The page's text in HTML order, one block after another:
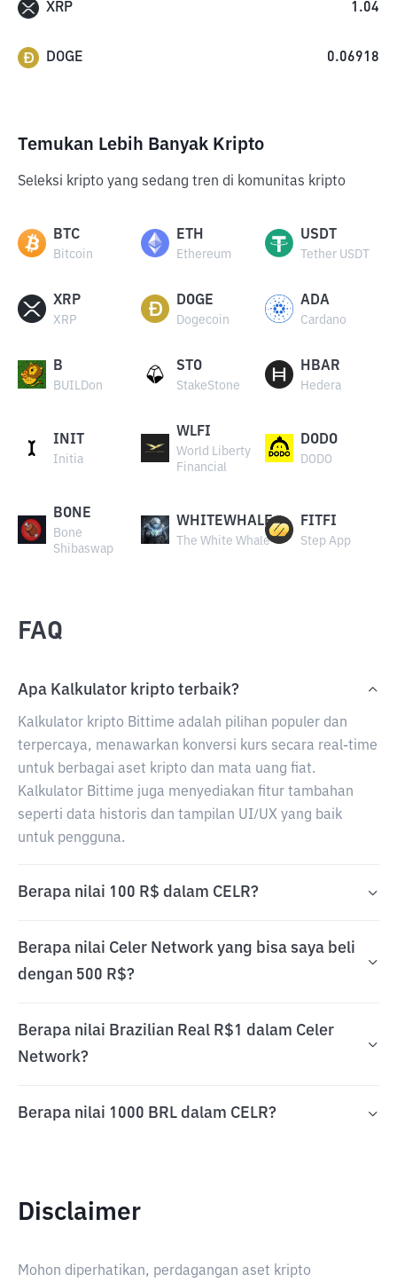
XRP 1.04
DOGE 0.06918
Temukan Lebih Banyak Kripto
Seleksi kripto yang sedang tren di komunitas kripto
BTC
Bitcoin
ETH
Ethereum
USDT
Tether USDT
XRP
XRP
DOGE
Dogecoin
ADA
Cardano
B
BUILDon
STO
StakeStone
HBAR
Hedera
INIT
Initia
WLFI
World Liberty
Financial
DODO
DODO
BONE
Bone
Shibaswap
WHITEWHALE
The White Whale
FITFI
Step App
FAQ
Apa Kalkulator kripto terbaik?
Kalkulator kripto Bittime adalah pilihan populer dan
terpercaya, menawarkan konversi kurs secara real-time
untuk berbagai aset kripto dan mata uang fiat.
Kalkulator Bittime juga menyediakan fitur tambahan
seperti data historis dan tampilan UI/UX yang baik
untuk pengguna.
Berapa nilai 100 R$ dalam CELR?
Berapa nilai Celer Network yang bisa saya beli
dengan 500 R$?
Berapa nilai Brazilian Real R$1 dalam Celer
Network?
Berapa nilai 1000 BRL dalam CELR?
Disclaimer
Mohon diperhatikan, perdagangan aset kripto